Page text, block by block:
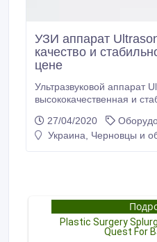
УЗИ аппарат
качество и
цене
Ультразвуковой аппарат
высококачественная и
комфортная для врача и, в то же время, простая в
эксплуатации. Sonix CEP
опорно-двигательного
расположенных органов.
27/04/2020
Украина, Черновцы и